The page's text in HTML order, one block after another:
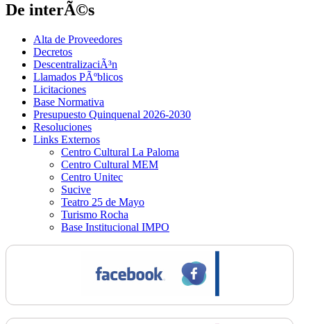
De interÃ©s
Alta de Proveedores
Decretos
DescentralizaciÃ³n
Llamados PÃºblicos
Licitaciones
Base Normativa
Presupuesto Quinquenal 2026-2030
Resoluciones
Links Externos
Centro Cultural La Paloma
Centro Cultural MEM
Centro Unitec
Sucive
Teatro 25 de Mayo
Turismo Rocha
Base Institucional IMPO